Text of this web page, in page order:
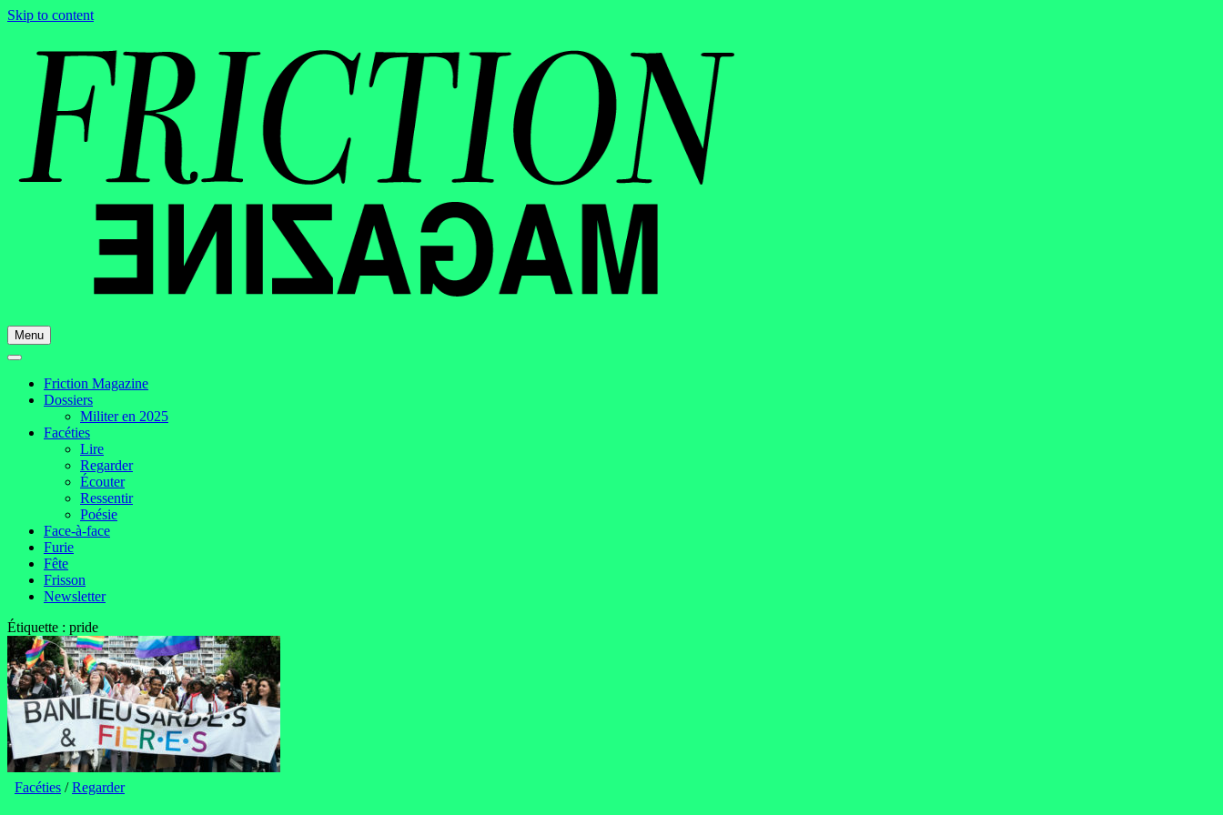
Skip to content
Menu
Friction Magazine
Dossiers
Militer en 2025
Facéties
Lire
Regarder
Écouter
Ressentir
Poésie
Face-à-face
Furie
Fête
Frisson
Newsletter
Étiquette : pride
Facéties /Regarder